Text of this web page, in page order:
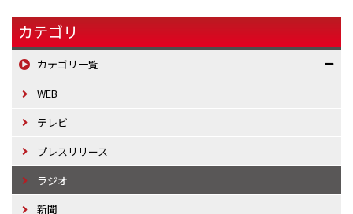
カテゴリ
カテゴリ一覧
WEB
テレビ
プレスリリース
ラジオ
新聞